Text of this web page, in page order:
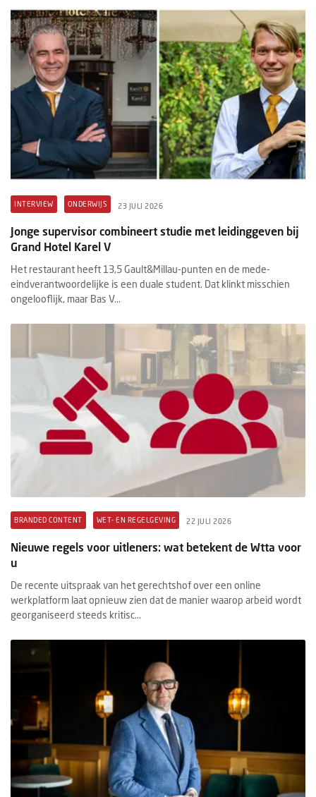
INTERVIEW ONDERWIJS 23 JULI 2026
Jonge supervisor combineert studie met leidinggeven bij
Grand Hotel Karel V
Het restaurant heeft 13,5 Gault&Millau-punten en de mede-
eindverantwoordelijke is een duale student. Dat klinkt misschien
ongelooflijk, maar Bas V...
BRANDED CONTENT WET- EN REGELGEVING 22 JULI 2026
Nieuwe regels voor uitleners: wat betekent de Wtta voor
u
De recente uitspraak van het gerechtshof over een online
werkplatform laat opnieuw zien dat de manier waarop arbeid wordt
georganiseerd steeds kritisc...